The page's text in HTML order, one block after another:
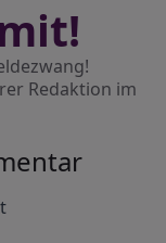
Redaktion im